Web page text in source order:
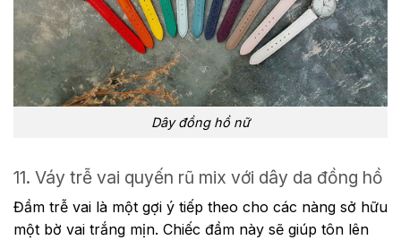
Dây đồng hồ nữ
11. Váy trễ vai quyến rũ mix với dây da đồng hồ
Đầm trễ vai là một gợi ý tiếp theo cho các nàng sở hữu
một bờ vai trắng mịn. Chiếc đầm này sẽ giúp tôn lên